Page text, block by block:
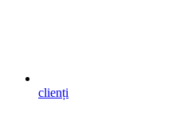
clienți